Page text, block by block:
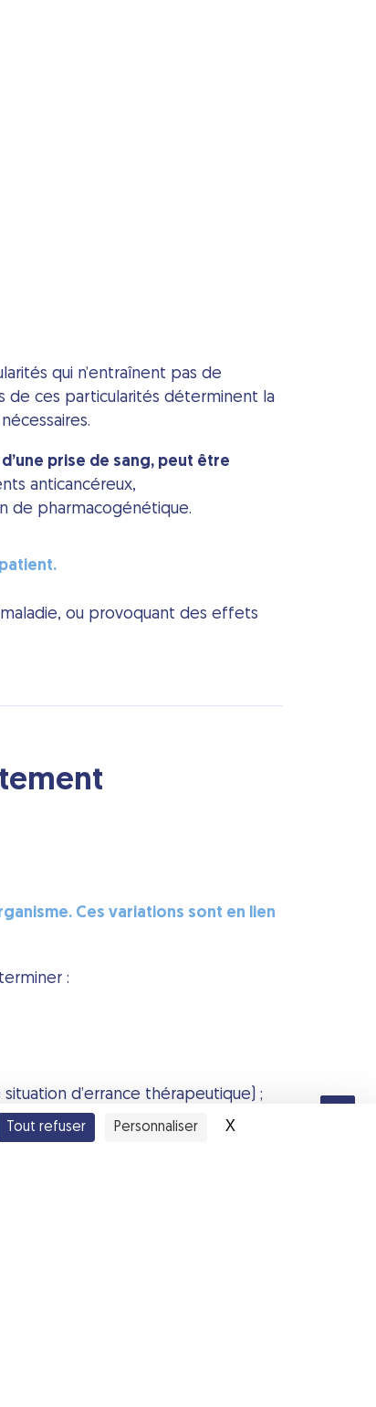
Tout refuser Personnaliser XMasquer le
qui n’entraînent pas de
de ces particularités déterminent la
prise de sang, peut être
anticancéreux,
de pharmacogénétique.
ou provoquant des effets
Ces variations sont en lien
:
d’errance thérapeutique) ;